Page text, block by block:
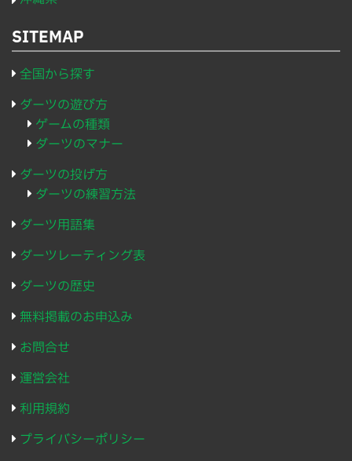
SITEMAP
全国から探す
ダーツの遊び方
ゲームの種類
ダーツのマナー
ダーツの投げ方
ダーツの練習方法
ダーツ用語集
ダーツレーティング表
ダーツの歴史
無料掲載のお申込み
お問合せ
運営会社
利用規約
プライバシーポリシー